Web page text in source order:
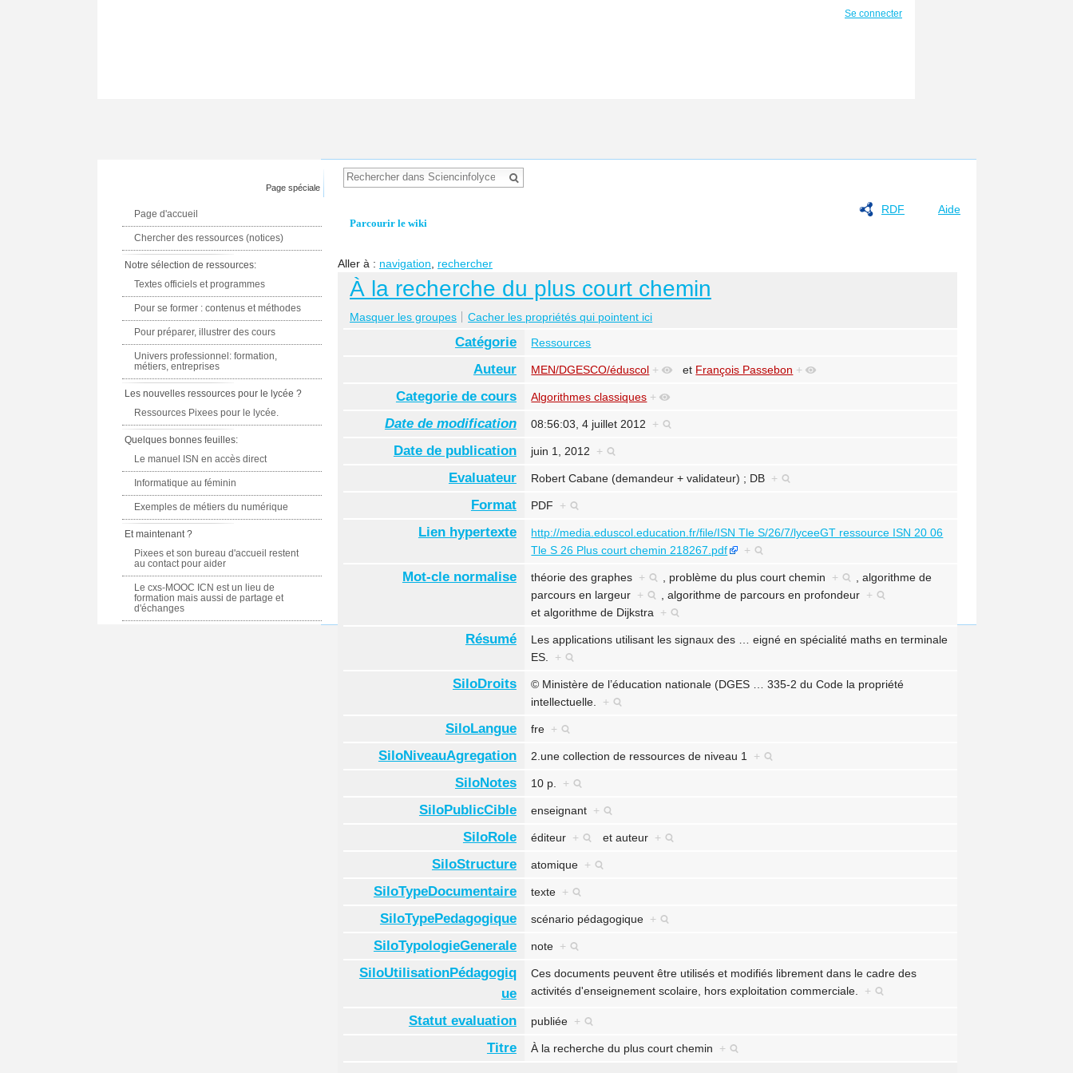
RDF Aide
Parcourir le wiki
Aller à : navigation rechercher
À la recherche du plus court chemin
Masquer les groupes Cacher les propriétés qui pointent ici
Catégorie Ressources
Auteur MEN/DGESCO/éduscol + et François Passebon +
Categorie de cours Algorithmes classiques +
Date de modification 08:56:03, 4 juillet 2012 +
Date de publication juin 1, 2012 +
Evaluateur Robert Cabane (demandeur + validateur) ; DB +
Format PDF +
Lien hypertexte
http://media.eduscol.education.fr/file/ISN Tle S/26/7/lyceeGT ressource ISN 20 06
Tle S 26 Plus court chemin 218267.pdf
+
Mot-cle normalise théorie des graphes + problème du plus court chemin + ,algorithme de
parcours en largeur + ,algorithme de parcours en profondeur +
etalgorithme de Dijkstra +
Résumé Les applications utilisant les signaux des …eigné en spécialité maths en terminale
ES. +
SiloDroits © Ministère de l’éducation nationale (DGES …335-2 du Code la propriété
intellectuelle. +
SiloLangue fre +
SiloNiveauAgregation 2.une collection de ressources de niveau 1 +
SiloNotes 10 p. +
SiloPublicCible enseignant +
SiloRole éditeur + etauteur +
SiloStructure atomique +
SiloTypeDocumentaire texte +
SiloTypePedagogique scénario pédagogique +
SiloTypologieGenerale note +
SiloUtilisationPédagogiq
ue
Ces documents peuvent être utilisés et modifiés librement dans le cadre des
activités d'enseignement scolaire, hors exploitation commerciale. +
Statut evaluation publiée +
Titre À la recherche du plus court chemin +
Se connecter
Page spéciale
Page d'accueil
Chercher des ressources (notices)
Notre sélection de ressources:
Textes officiels et programmes
Pour se former : contenus et méthodes
Pour préparer, illustrer des cours
Univers professionnel: formation,
métiers, entreprises
Les nouvelles ressources pour le lycée ?
Ressources Pixees pour le lycée.
Quelques bonnes feuilles:
Le manuel ISN en accès direct
Informatique au féminin
Exemples de métiers du numérique
Et maintenant ?
Pixees et son bureau d'accueil restent
au contact pour aider
Le cxs-MOOC ICN est un lieu de
formation mais aussi de partage et
d'échanges